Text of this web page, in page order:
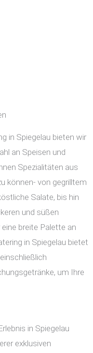
in Spiegelau bieten wir
an Speisen und
Spezialitäten aus
können- von gegrilltem
Salate, bis hin
und süßen
breite Palette an
in Spiegelau bietet
um Ihre
in Spiegelau
exklusiven